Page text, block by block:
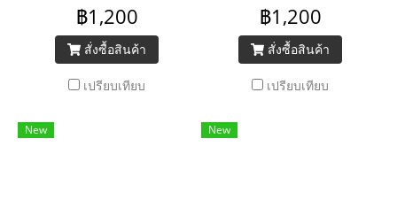
(700LEDs/M) 1560lm/M
฿1,200
สั่งซื้อสินค้า
เปรียบเทียบ
(700LEDs/M) 1560lm/M
฿1,200
สั่งซื้อสินค้า
เปรียบเทียบ
New New